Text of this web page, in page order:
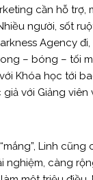
cần hỗ trợ,
người, sốt
Agency
– bóng – tối
Khóa học tới
với Giảng viên
Linh cũng
nghiệm, càng